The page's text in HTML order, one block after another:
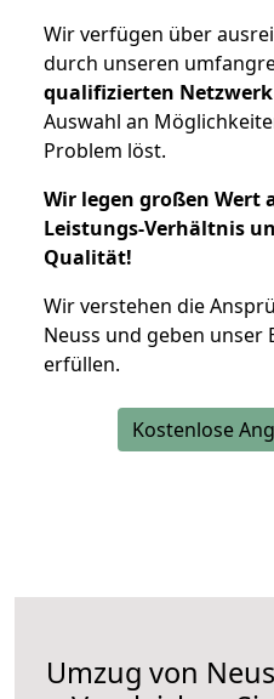
Wir verfügen über
durch unseren
qualifizierten Netzwerk
Auswahl an
Problem löst.
Wir legen großen Wert
Leistungs-Verhältnis
Qualität!
Wir verstehen die
Neuss und geben unser
erfüllen.
Kostenlose
Umzug von